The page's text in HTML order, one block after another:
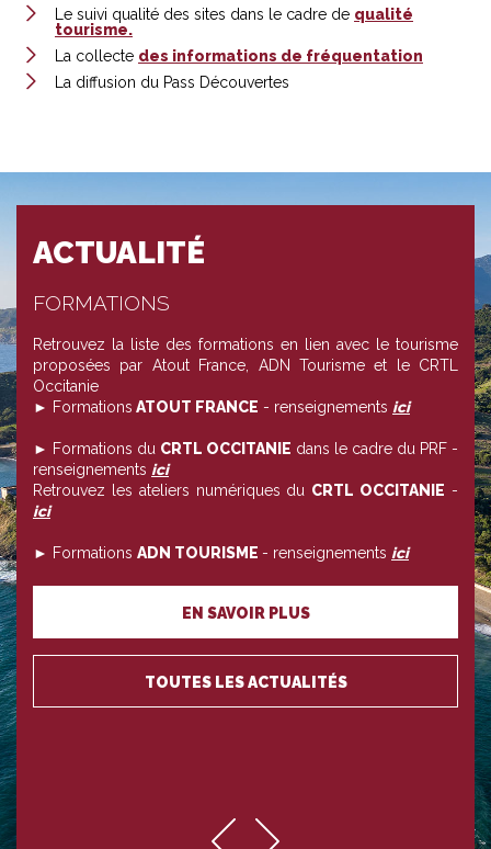
Le suivi qualité des sites dans le cadre de qualité
tourisme.
La collecte des informations de fréquentation
La diffusion du Pass Découvertes
ACTUALITÉ
FORMATIONS
Retrouvez la liste des formations en lien avec le tourisme
proposées par Atout France, ADN Tourisme et le CRTL
Occitanie
► Formations ATOUT FRANCE - renseignements ici
► Formations du CRTL OCCITANIE dans le cadre du PRF -
renseignements ici
Retrouvez les ateliers numériques du CRTL OCCITANIE -
ici
► Formations ADN TOURISME - renseignements ici
EN SAVOIR PLUS
TOUTES LES ACTUALITÉS